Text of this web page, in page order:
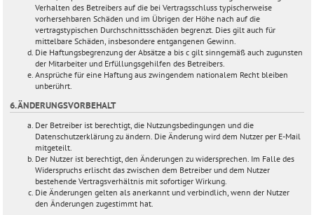
Verhalten des Betreibers auf die bei Vertragsschluss typischerweise
vorhersehbaren Schäden und im Übrigen der Höhe nach auf die
vertragstypischen Durchschnittsschäden begrenzt. Dies gilt auch für
mittelbare Schäden, insbesondere entgangenen Gewinn.
Die Haftungsbegrenzung der Absätze a bis c gilt sinngemäß auch zugunsten
der Mitarbeiter und Erfüllungsgehilfen des Betreibers.
Ansprüche für eine Haftung aus zwingendem nationalem Recht bleiben
unberührt.
6. ÄNDERUNGSVORBEHALT
Der Betreiber ist berechtigt, die Nutzungsbedingungen und die
Datenschutzerklärung zu ändern. Die Änderung wird dem Nutzer per E-Mail
mitgeteilt.
Der Nutzer ist berechtigt, den Änderungen zu widersprechen. Im Falle des
Widerspruchs erlischt das zwischen dem Betreiber und dem Nutzer
bestehende Vertragsverhältnis mit sofortiger Wirkung.
Die Änderungen gelten als anerkannt und verbindlich, wenn der Nutzer
den Änderungen zugestimmt hat.